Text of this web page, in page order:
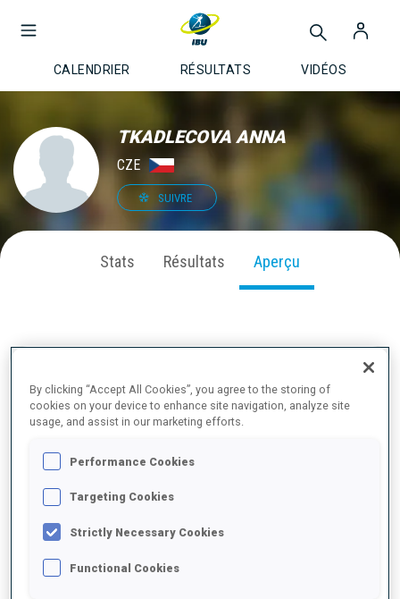
CALENDRIER RÉSULTATS VIDÉOS
TKADLECOVA ANNA
CZE
SUIVRE
Stats Résultats Aperçu
By clicking “Accept All Cookies”, you agree to the storing of
cookies on your device to enhance site navigation, analyze site
usage, and assist in our marketing efforts.
Performance Cookies
Targeting Cookies
Strictly Necessary Cookies
Functional Cookies